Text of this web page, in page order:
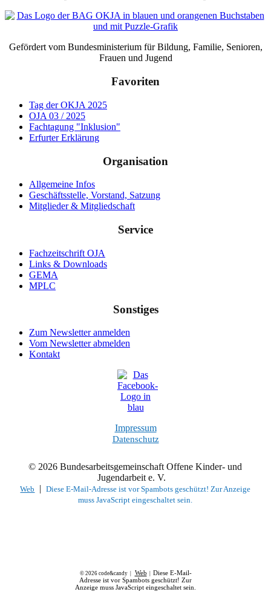
Gefördert vom Bundesministerium für Bildung, Familie, Senioren,
Frauen und Jugend
Favoriten
Tag der OKJA 2025
OJA 03 / 2025
Fachtagung "Inklusion"
Erfurter Erklärung
Organisation
Allgemeine Infos
Geschäftsstelle, Vorstand, Satzung
Mitglieder & Mitgliedschaft
Service
Fachzeitschrift OJA
Links & Downloads
GEMA
MPLC
Sonstiges
Zum Newsletter anmelden
Vom Newsletter abmelden
Kontakt
Impressum
Datenschutz
© 2026 Bundesarbeitsgemeinschaft Offene Kinder- und
Jugendarbeit e. V.
Web |Diese E-Mail-Adresse ist vor Spambots geschützt! Zur Anzeige
muss JavaScript eingeschaltet sein.
© 2026 code&candy | Web
Diese E-Mail-
Adresse ist vor Spambots geschützt! Zur
Anzeige muss JavaScript eingeschaltet sein.